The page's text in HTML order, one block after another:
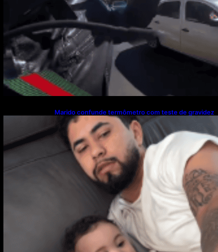
Marido confunde termômetro com teste de gravidez
e reação viraliza nas redes sociais